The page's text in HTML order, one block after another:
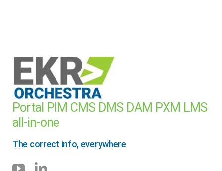
Portal PIM CMS DMS DAM PXM LMS
all-in-one
The correct info, everywhere